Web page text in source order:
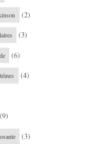
(2)
(3)
(6)
(4)
(9)
(3)